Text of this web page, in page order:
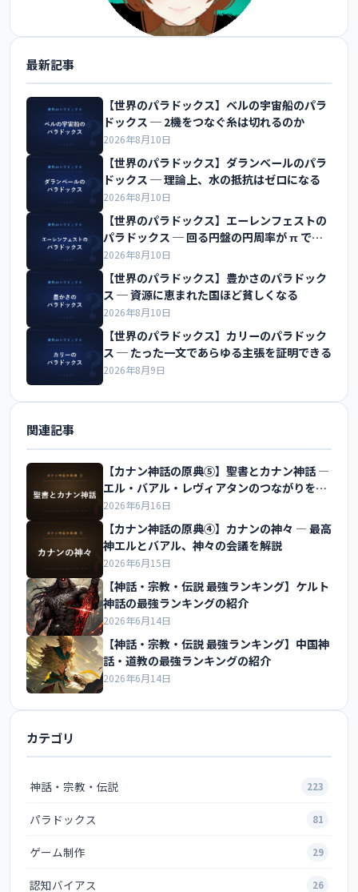
最新記事
【世界のパラドックス】ベルの宇宙船のパラ
ドックス ─ 2機をつなぐ糸は切れるのか
2026年8月10日
【世界のパラドックス】ダランベールのパラ
ドックス ─ 理論上、水の抵抗はゼロになる
2026年8月10日
【世界のパラドックス】エーレンフェストの
パラドックス ─ 回る円盤の円周率が π でな
くなる
2026年8月10日
【世界のパラドックス】豊かさのパラドック
ス ─ 資源に恵まれた国ほど貧しくなる
2026年8月10日
【世界のパラドックス】カリーのパラドック
ス ─ たった一文であらゆる主張を証明できる
2026年8月9日
関連記事
【カナン神話の原典⑤】聖書とカナン神話 ―
エル・バアル・レヴィアタンのつながりを解
説
2026年6月16日
【カナン神話の原典④】カナンの神々 ― 最高
神エルとバアル、神々の会議を解説
2026年6月15日
【神話・宗教・伝説 最強ランキング】ケルト
神話の最強ランキングの紹介
2026年6月14日
【神話・宗教・伝説 最強ランキング】中国神
話・道教の最強ランキングの紹介
2026年6月14日
カテゴリ
神話・宗教・伝説 223
パラドックス 81
ゲーム制作 29
認知バイアス 26